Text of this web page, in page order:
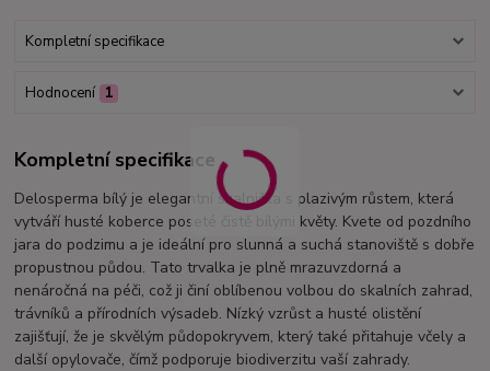
Kompletní specifikace
Hodnocení 1
Kompletní specifikace
Delosperma bílý je elegantní skalnička s plazivým růstem, která
vytváří husté koberce poseté čistě bílými květy. Kvete od pozdního
jara do podzimu a je ideální pro slunná a suchá stanoviště s dobře
propustnou půdou. Tato trvalka je plně mrazuvzdorná a
nenáročná na péči, což ji činí oblíbenou volbou do skalních zahrad,
trávníků a přírodních výsadeb. Nízký vzrůst a husté olistění
zajišťují, že je skvělým půdopokryvem, který také přitahuje včely a
další opylovače, čímž podporuje biodiverzitu vaší zahrady.